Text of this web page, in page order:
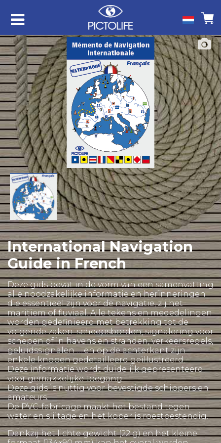
International Navigation
Guide in French
Deze gids bevat in de vorm van een samenvatting
alle noodzakelijke informatie en herinneringen
die essentieel zijn voor de navigatie, zij het
maritiem of fluviaal. Alle tekens en mededelingen
worden gedefinieerd met betrekking tot de
volgende zaken: scheepsborden, signalering voor
schepen of in havens en stranden, verkeersregels,
geluidssignalen … en op de achterkant zijn
enkele knopen gedetailleerd geïllustreerd.
Deze informatie wordt duidelijk gepresenteerd
voor gemakkelijke toegang.
Deze gids is nuttig voor bevestigde schippers en
amateurs.
De PVC-fabricage maakt het bestand tegen
water en slijtage en het koper is roestbestendig.
Dankzij het lichte gewicht (22 g) en het kleine